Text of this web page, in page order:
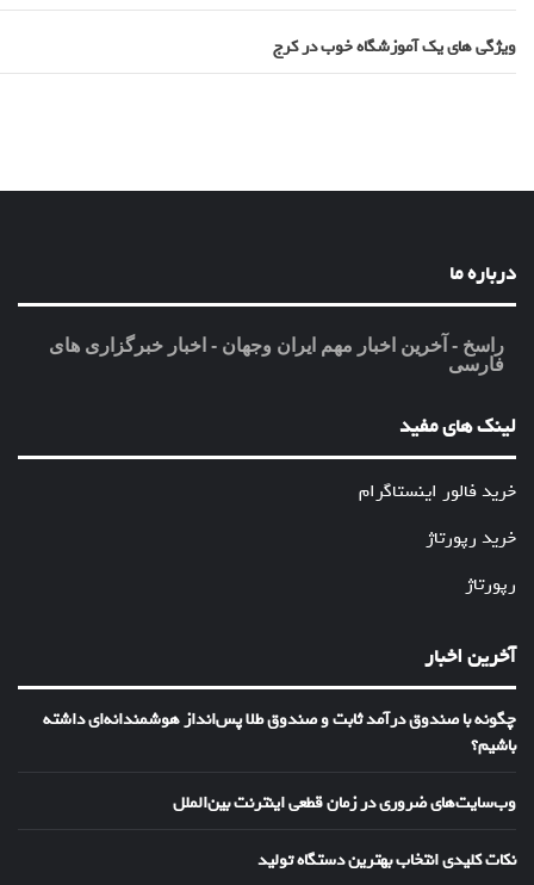
ویژگی های یک آموزشگاه خوب در کرج
درباره ما
راسخ - آخرین اخبار مهم ایران وجهان - اخبار خبرگزاری های
فارسی
لینک های مفید
خرید فالور اینستاگرام
خرید رپورتاژ
رپورتاژ
آخرین اخبار
چگونه با صندوق درآمد ثابت و صندوق طلا پس‌انداز هوشمندانه‌ای داشته
باشیم؟
وب‌سایت‌های ضروری در زمان قطعی اینترنت بین‌الملل
نکات کلیدی انتخاب بهترین دستگاه تولید